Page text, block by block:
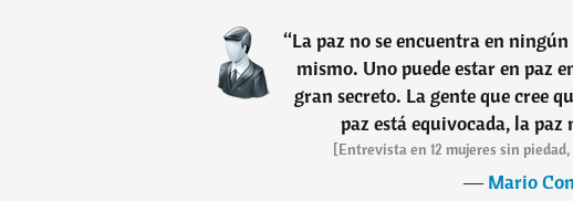
“La paz no se encuentra en
mismo. Uno puede estar en paz
gran secreto. La gente que cree
paz está equivocada, la paz
[Entrevista en 12 mujeres sin piedad,
―Mario